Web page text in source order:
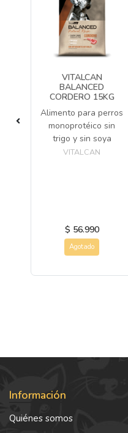
VITALCAN
BALANCED
CORDERO 15KG
Alimento para perros
monoprotéico sin
trigo y sin soya
VITALCAN
$ 56.990
Agotado
Información
Quiénes somos